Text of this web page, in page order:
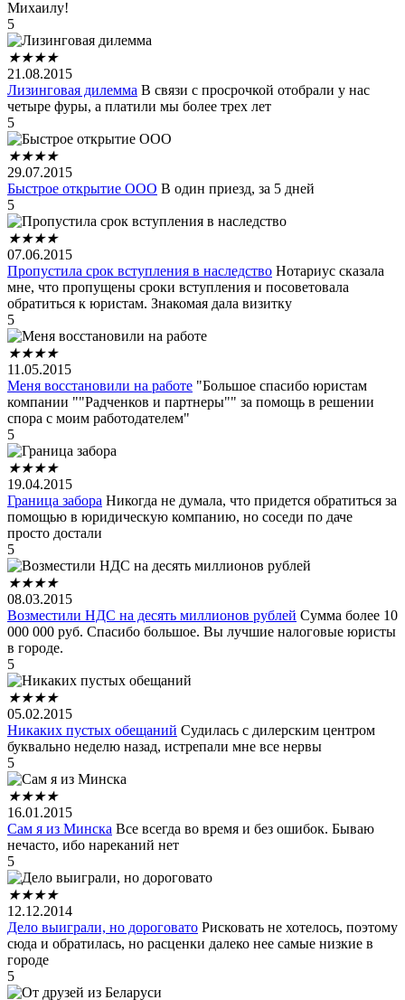
Михаилу!
5
★★★★
21.08.2015
Лизинговая дилемма В связи с просрочкой отобрали у нас
четыре фуры, а платили мы более трех лет
5
★★★★
29.07.2015
Быстрое открытие ООО В один приезд, за 5 дней
5
★★★★
07.06.2015
Пропустила срок вступления в наследство Нотариус сказала
мне, что пропущены сроки вступления и посоветовала
обратиться к юристам. Знакомая дала визитку
5
★★★★
11.05.2015
Меня восстановили на работе "Большое спасибо юристам
компании ""Радченков и партнеры"" за помощь в решении
спора с моим работодателем"
5
★★★★
19.04.2015
Граница забора Никогда не думала, что придется обратиться за
помощью в юридическую компанию, но соседи по даче
просто достали
5
★★★★
08.03.2015
Возместили НДС на десять миллионов рублей Сумма более 10
000 000 руб. Спасибо большое. Вы лучшие налоговые юристы
в городе.
5
★★★★
05.02.2015
Никаких пустых обещаний Судилась с дилерским центром
буквально неделю назад, истрепали мне все нервы
5
★★★★
16.01.2015
Сам я из Минска Все всегда во время и без ошибок. Бываю
нечасто, ибо нареканий нет
5
★★★★
12.12.2014
Дело выиграли, но дороговато Рисковать не хотелось, поэтому
сюда и обратилась, но расценки далеко нее самые низкие в
городе
5